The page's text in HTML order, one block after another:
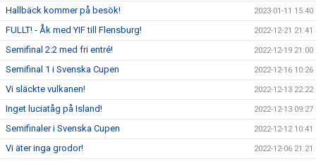
Hallbäck kommer på besök! 2023-01-11 15:40
FULLT! - Åk med YIF till Flensburg! 2022-12-21 21:41
Semifinal 2:2 med fri entré! 2022-12-19 21:00
Semifinal 1 i Svenska Cupen 2022-12-16 10:26
Vi släckte vulkanen! 2022-12-13 22:22
Inget luciatåg på Island! 2022-12-13 09:27
Semifinaler i Svenska Cupen 2022-12-12 10:41
Vi äter inga grodor! 2022-12-06 21:21